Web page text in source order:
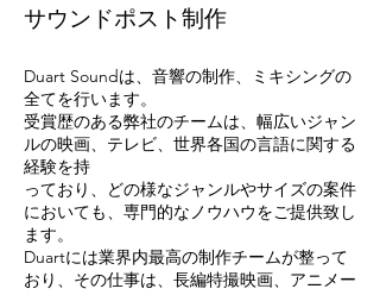
サウンドポスト制作
Duart Soundは、音響の制作、ミキシングの
全てを行います。
受賞歴のある弊社のチームは、幅広いジャン
ルの映画、テレビ、世界各国の言語に関する
経験を持
っており、どの様なジャンルやサイズの案件
においても、専門的なノウハウをご提供致し
ます。
Duartには業界内最高の制作チームが整って
おり、その仕事は、長編特撮映画、アニメー